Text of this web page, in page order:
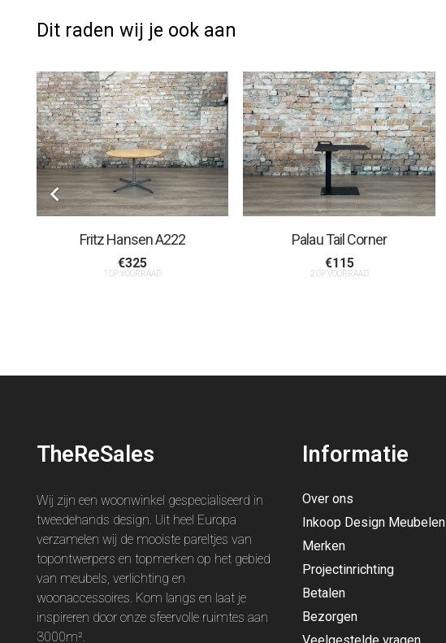
Dit raden wij je ook aan
Fritz Hansen A222
€325
1 OP VOORRAAD
Palau Tail Corner
€115
2 OP VOORRAAD
TheReSales
Wij zijn een woonwinkel gespecialiseerd in
tweedehands design. Uit heel Europa
verzamelen wij de mooiste pareltjes van
topontwerpers en topmerken op het gebied
van meubels, verlichting en
woonaccessoires. Kom langs en laat je
inspireren door onze sfeervolle ruimtes aan
3000m².
Informatie
Over ons
Inkoop Design Meubelen
Merken
Projectinrichting
Betalen
Bezorgen